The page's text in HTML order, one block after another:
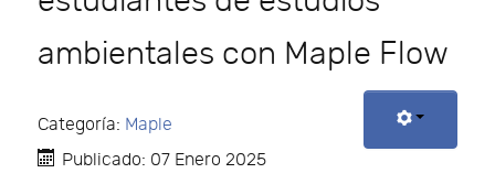
ambientales con Maple Flow
Categoría: Maple
Publicado: 07 Enero 2025